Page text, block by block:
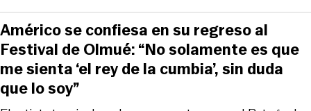
Américo se confiesa en su regreso al
Festival de Olmué: “No solamente es que
me sienta ‘el rey de la cumbia’, sin duda
que lo soy”